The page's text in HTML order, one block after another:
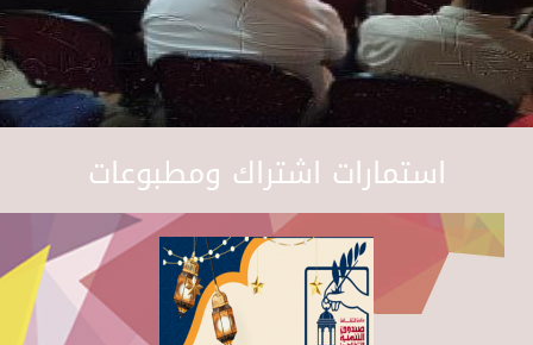
استمارات اشتراك ومطبوعات